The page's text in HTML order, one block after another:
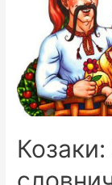
український
прапор
(фото,
відео)